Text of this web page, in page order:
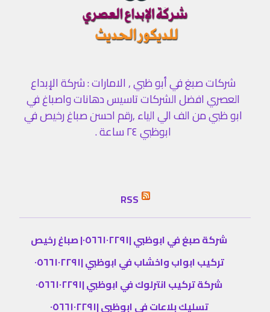
شركات صبغ في أبو ظبي , الامارات : شركة الإبداع
العصري افضل الشركات تاسيس دهانات واصباغ في
ابو ظبي من الف الي الياء ,رقم احسن صباغ رخيص في
ابوظبي ٢٤ ساعة .
RSS
شركة صبغ في ابوظبي |٠٥٦٦١٠٢٢٩١| صباغ رخيص
تركيب ابواب واخشاب في ابوظبي |٠٥٦٦١٠٢٢٩١
شركة تركيب انترلوك في ابوظبي |٠٥٦٦١٠٢٢٩١
تسليك بلاعات في ابوظبي |٠٥٦٦١٠٢٢٩١